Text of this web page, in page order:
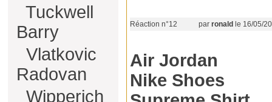
Tuckwell
Barry
Vlatkovic
Radovan
Wipperich
Réaction n°12 par ronald le 16/05/
Air Jordan
Nike Shoes